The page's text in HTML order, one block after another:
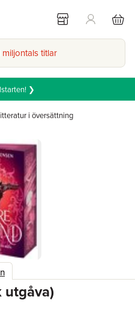
titlar
❯
i översättning
utgåva)